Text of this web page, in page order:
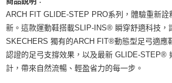
１．簡單：不需註冊會員、不需綁卡、不需儲值。
２．便利：只要手機號碼，簡訊認證，即可結帳。
３．安心：先確認商品／服務後，再付款。
【「AFTEE先享後付」結帳流程】
１．於結帳方式選擇「AFTEE先享後付」後，將跳
結帳頁面，進行簡訊認證並確認金額後，即可完成
運送方式
全家取貨付款
每筆NT$60，滿NT$1,500(含以上)免運費
付款後全家取貨
ARCH FIT GLIDE-STEP PRO系列，體驗重新詮
新。這款運動鞋搭載SLIP-INS® 瞬穿舒適科技，
SKECHERS 獨有的ARCH FIT®動態型足弓適應
認證的足弓支撐效果，以及最新 GLIDE-STEP®
計，帶來自然流暢、輕盈省力的每一步。